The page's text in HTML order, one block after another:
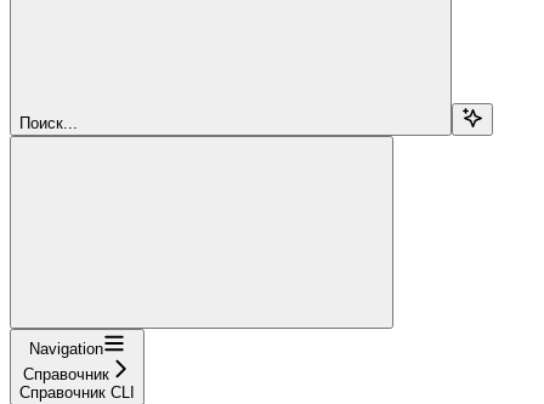
Поиск...
Navigation
Справочник
Справочник CLI